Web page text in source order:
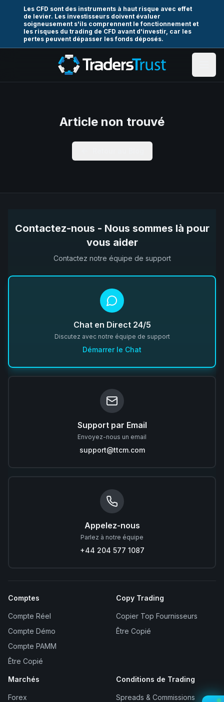
Les CFD sont des instruments à haut risque avec effet
de levier. Les investisseurs doivent évaluer
soigneusement s'ils comprennent le fonctionnement et
les risques du trading de CFD avant d'investir, car les
pertes peuvent dépasser les fonds déposés.
Article non trouvé
Contactez-nous - Nous sommes là pour
vous aider
Contactez notre équipe de support
Chat en Direct 24/5
Discutez avec notre équipe de support
Démarrer le Chat
Support par Email
Envoyez-nous un email
support@ttcm.com
Appelez-nous
Parlez à notre équipe
+44 204 577 1087
Comptes
Compte Réel
Compte Démo
Compte PAMM
Être Copié
Copy Trading
Copier Top Fournisseurs
Être Copié
Marchés
Forex
Conditions de Trading
Spreads & Commissions